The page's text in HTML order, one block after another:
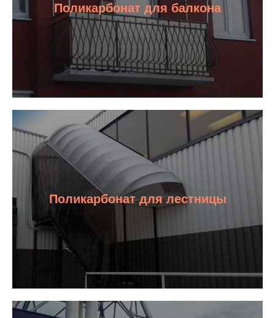
Поликарбонат для балкона
Поликарбонат для лестницы